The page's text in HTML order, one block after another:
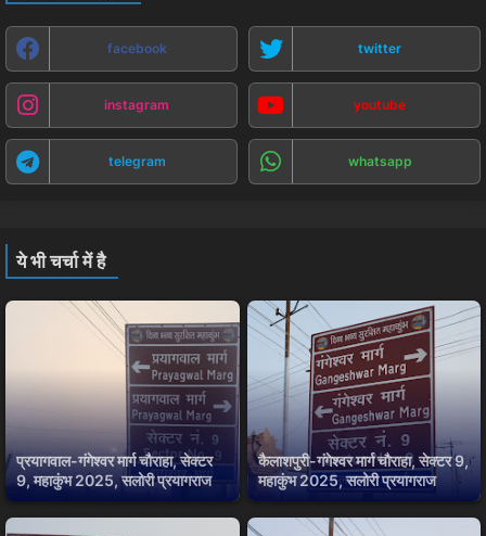
facebook twitter
instagram youtube
telegram whatsapp
ये भी चर्चा में है
प्रयागवाल-गंगेश्वर मार्ग चौराहा, सेक्टर
9, महाकुंभ 2025, सलोरी प्रयागराज
कैलाशपुरी-गंगेश्वर मार्ग चौराहा, सेक्टर 9,
महाकुंभ 2025, सलोरी प्रयागराज